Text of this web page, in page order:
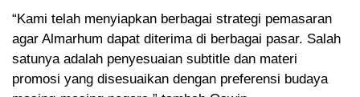
“Kami telah menyiapkan berbagai strategi pemasaran
agar Almarhum dapat diterima di berbagai pasar. Salah
satunya adalah penyesuaian subtitle dan materi
promosi yang disesuaikan dengan preferensi budaya